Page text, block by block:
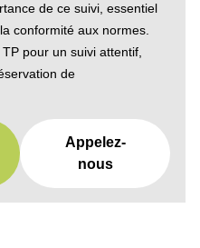
de ce suivi, essentiel
conformité aux normes.
pour un suivi attentif,
de
Appelez-
nous